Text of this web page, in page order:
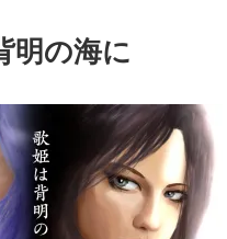
明の海に